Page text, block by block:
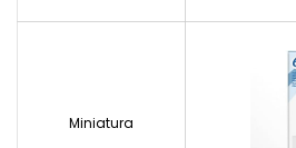
Miniatura